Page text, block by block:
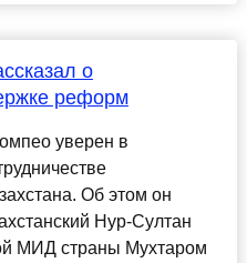
о
реформ
уверен в
Об этом он
Нур-Султан
МИД страны Мухтаром